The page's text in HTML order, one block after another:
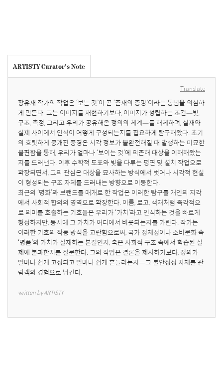
ARTISTY Curator's Note
Translate
장유재 작가의 작업은 ‘보는 것’이 곧 ‘존재의 증명’이라는 통념을 의심하
게 만든다. 그는 이미지를 재현하기보다, 이미지가 성립하는 조건—빛,
구조, 측정, 그리고 우리가 공유해온 정의의 체계—를 해체하며, 실재와
실제 사이에서 인식이 어떻게 구성되는지를 집요하게 탐구해왔다. 초기
의 흐릿하게 뭉개진 풍경은 시각 정보가 불완전해질 때 발생하는 미묘한
불편함을 통해, 우리가 얼마나 ‘보이는 것’에 의존해 대상을 이해해왔는
지를 드러낸다. 이후 수학적 도표와 빛을 다루는 평면 및 설치 작업으로
확장되면서, 그의 관심은 대상을 묘사하는 방식에서 벗어나 시각적 현실
이 형성되는 구조 자체를 드러내는 방향으로 이동한다.
최근의 ‘명화’와 브랜드를 매개로 한 작업은 이러한 탐구를 개인의 지각
에서 사회적 합의의 영역으로 확장한다. 이름, 로고, 색채처럼 즉각적으
로 의미를 호출하는 기호들은 우리가 ‘가치’라고 인식하는 것을 빠르게
형성하지만, 동시에 그 가치가 어디에서 비롯되는지를 가린다. 작가는
이러한 기호의 작동 방식을 교란함으로써, 국가 정체성이나 소비문화 속
‘명품’의 가치가 실재하는 본질인지, 혹은 사회적 구조 속에서 학습된 실
제에 불과한지를 질문한다. 그의 작업은 결론을 제시하기보다, 정의가
얼마나 쉽게 고정되고 얼마나 쉽게 흔들리는지—그 불안정성 자체를 관
람객의 경험으로 남긴다.
written by ARTISTY